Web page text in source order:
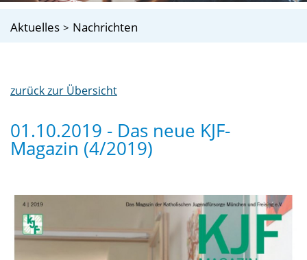
Aktuelles Nachrichten
zurück zur Übersicht
01.10.2019 - Das neue KJF-
Magazin (4/2019)